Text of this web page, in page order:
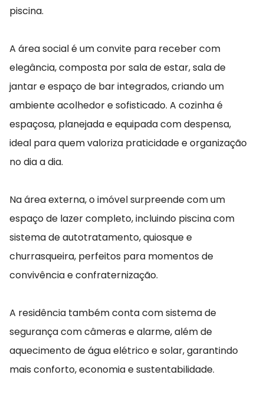
piscina.
A área social é um convite para receber com
elegância, composta por sala de estar, sala de
jantar e espaço de bar integrados, criando um
ambiente acolhedor e sofisticado. A cozinha é
espaçosa, planejada e equipada com despensa,
ideal para quem valoriza praticidade e organização
no dia a dia.
Na área externa, o imóvel surpreende com um
espaço de lazer completo, incluindo piscina com
sistema de autotratamento, quiosque e
churrasqueira, perfeitos para momentos de
convivência e confraternização.
A residência também conta com sistema de
segurança com câmeras e alarme, além de
aquecimento de água elétrico e solar, garantindo
mais conforto, economia e sustentabilidade.